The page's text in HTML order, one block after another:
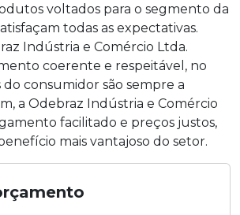
voltados para o segmento da
todas as expectativas.
Indústria e Comércio Ltda.
coerente e respeitável, no
consumidor são sempre a
a Odebraz Indústria e Comércio
facilitado e preços justos,
mais vantajoso do setor.